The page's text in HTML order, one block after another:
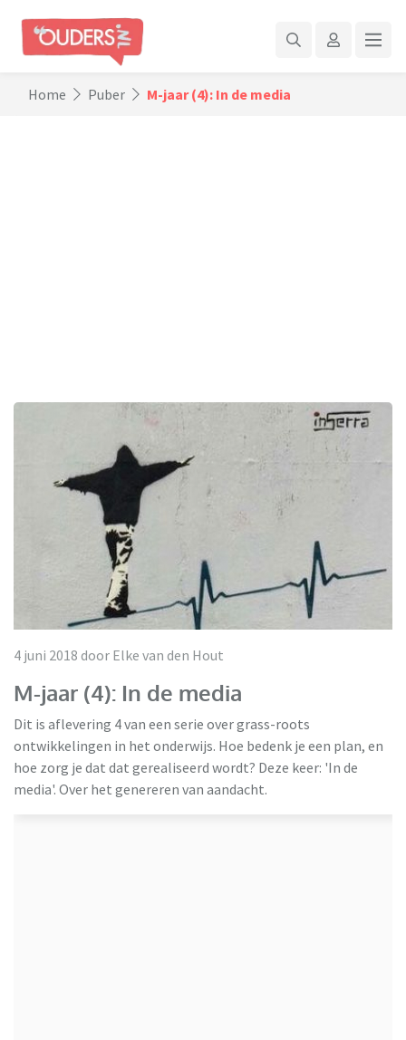
Home Puber M-jaar (4): In de media
4 juni 2018 door Elke van den Hout
M-jaar (4): In de media
Dit is aflevering 4 van een serie over grass-roots
ontwikkelingen in het onderwijs. Hoe bedenk je een plan, en
hoe zorg je dat dat gerealiseerd wordt? Deze keer: 'In de
media'. Over het genereren van aandacht.